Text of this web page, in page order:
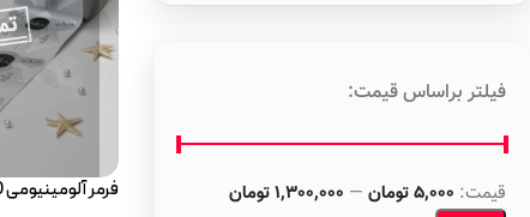
فیلتر براساس قیمت:
قيمت: 5,000 تومان — 1,300,000 تومان
فرمر آلومینیومی 300 عددی پایون